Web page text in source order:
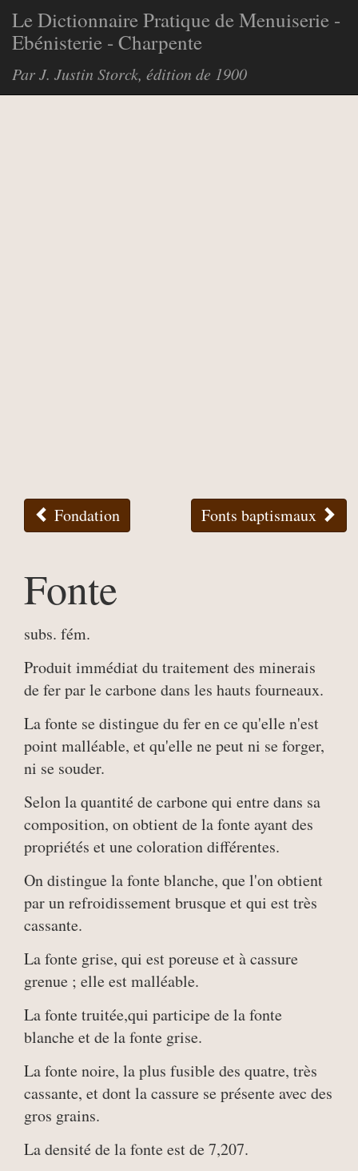
Le Dictionnaire Pratique de Menuiserie -
Ebénisterie - Charpente
Par J. Justin Storck, édition de 1900
Fondation Fonts baptismaux
Fonte
subs. fém.
Produit immédiat du traitement des minerais
de fer par le carbone dans les hauts fourneaux.
La fonte se distingue du fer en ce qu'elle n'est
point malléable, et qu'elle ne peut ni se forger,
ni se souder.
Selon la quantité de carbone qui entre dans sa
composition, on obtient de la fonte ayant des
propriétés et une coloration différentes.
On distingue la fonte blanche, que l'on obtient
par un refroidissement brusque et qui est très
cassante.
La fonte grise, qui est poreuse et à cassure
grenue ; elle est malléable.
La fonte truitée,qui participe de la fonte
blanche et de la fonte grise.
La fonte noire, la plus fusible des quatre, très
cassante, et dont la cassure se présente avec des
gros grains.
La densité de la fonte est de 7,207.